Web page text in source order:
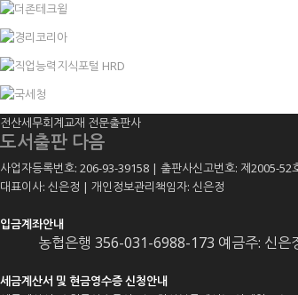
전산세무회계교재 전문출판사
도서출판 다음
사업자등록번호: 206-93-39158 | 출판사신고번호: 제2005-52
대표이사: 신은정 | 개인정보관리책임자: 신은정
입금계좌안내
농협은행 356-031-6988-173 예금주: 신은
세금계산서 및 현금영수증 신청안내